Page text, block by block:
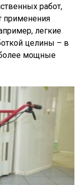
работ,
применения
легкие
целины – в
мощные